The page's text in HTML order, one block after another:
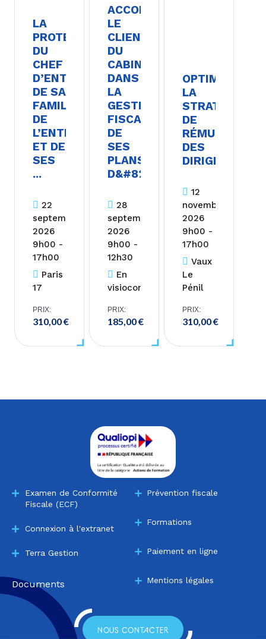
LA
PROTECTION
DU
CHEF
D’ENTREPRISE,
DE SA
FAMILLE,
DE
L’ENTREPRISE
ET DE
SES
...
22
septembre
2026
9h00 -
17h00
Paris
17
PRIX:
310,00€
ACCOMPAGNEZ
LE
CLIENT
DU
CABINET
DANS
LA
GESTION
FISCALE
DE
SES
PLANS
D&#8217...
28
septembre
2026
9h00 -
12h30
En
visioconférence
PRIX:
185,00€
OPTIMISEZ
LA
STRATÉGIE
DE
DES
DIRIGEANTS
12
novembre
2026
9h00 -
17h00
Vaux
Le
Pénil
PRIX:
310,00€
Examen de Conformité
Fiscale (ECF)
Connexion à l'extranet
Terra Gestion
Documents
Prévention fiscale
Formations
Paiement en ligne
Mentions légales
NOUS CONTACTER